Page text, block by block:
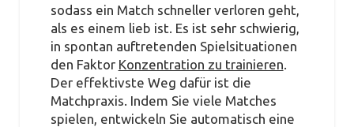
sodass ein Match schneller verloren geht,
als es einem lieb ist. Es ist sehr schwierig,
in spontan auftretenden Spielsituationen
den Faktor Konzentration zu trainieren
Der effektivste Weg dafür ist die
Matchpraxis. Indem Sie viele Matches
spielen, entwickeln Sie automatisch eine